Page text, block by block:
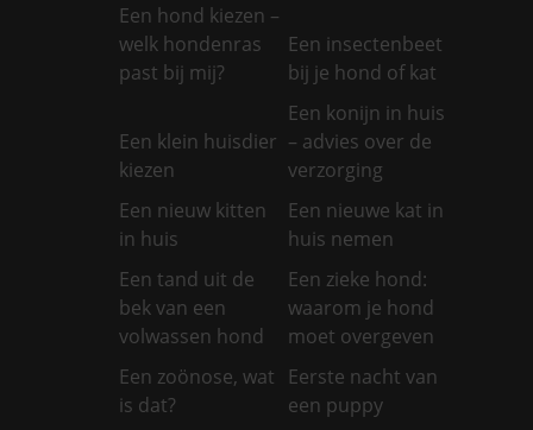
Een hond kiezen –
welk hondenras
past bij mij?
Een insectenbeet
bij je hond of kat
Een klein huisdier
kiezen
Een konijn in huis
– advies over de
verzorging
Een nieuw kitten
in huis
Een nieuwe kat in
huis nemen
Een tand uit de
bek van een
volwassen hond
Een zieke hond:
waarom je hond
moet overgeven
Een zoönose, wat
is dat?
Eerste nacht van
een puppy